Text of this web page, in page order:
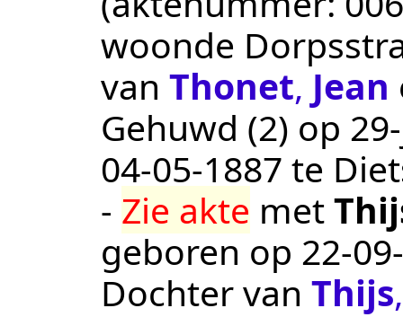
woonde
van Thonet, Jean
Gehuwd (2) op
04‑05‑1887 te
- Zie akte met
geboren op
Dochter van Thijs